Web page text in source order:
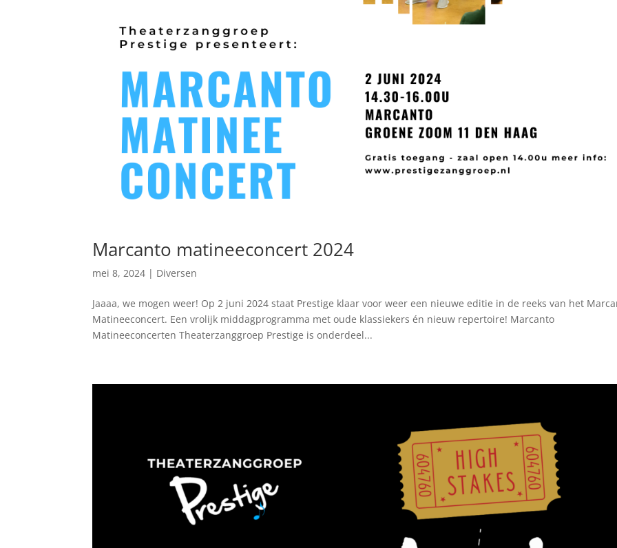
Marcanto matineeconcert 2024
mei 8, 2024 | Diversen
Jaaaa, we mogen weer! Op 2 juni 2024 staat Prestige klaar voor weer een nieuwe editie in de reeks van het
Matineeconcert. Een vrolijk middagprogramma met oude klassiekers én nieuw repertoire! Marcanto
Matineeconcerten Theaterzanggroep Prestige is onderdeel...